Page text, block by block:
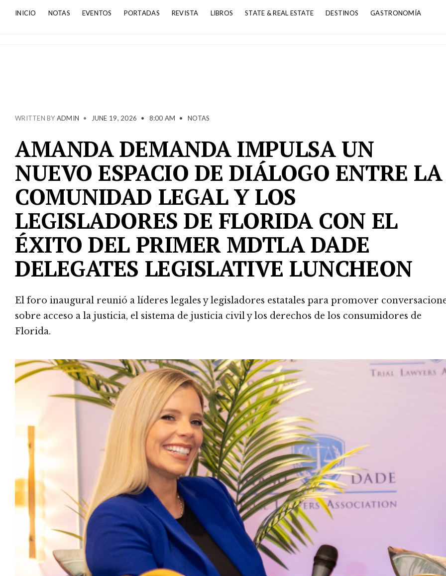
INICIO NOTAS EVENTOS PORTADAS REVISTA LIBROS STATE & REAL ESTATE DESTINOS GASTRONOMÍA
WRITTEN BY ADMIN • JUNE 19, 2026 • 8:00 AM • NOTAS
AMANDA DEMANDA IMPULSA UN
NUEVO ESPACIO DE DIÁLOGO ENTRE LA
COMUNIDAD LEGAL Y LOS
LEGISLADORES DE FLORIDA CON EL
ÉXITO DEL PRIMER MDTLA DADE
DELEGATES LEGISLATIVE LUNCHEON
El foro inaugural reunió a líderes legales y legisladores estatales para promover
sobre acceso a la justicia, el sistema de justicia civil y los derechos de los consumidores de
Florida.